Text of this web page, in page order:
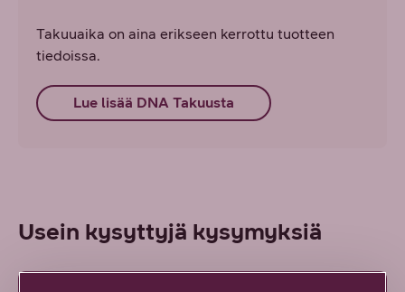
Takuuaika on aina erikseen kerrottu tuotteen
tiedoissa.
Lue lisää DNA Takuusta
Usein kysyttyjä kysymyksiä